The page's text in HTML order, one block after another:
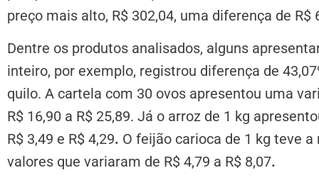
preço mais alto, R$ 302,04, uma diferença de
Dentre os produtos analisados, alguns
inteiro, por exemplo, registrou diferença de
quilo. A cartela com 30 ovos apresentou uma
R$ 16,90 a R$ 25,89. Já o arroz de 1 kg
R$ 3,49 e R$ 4,29. O feijão carioca de 1 kg teve
valores que variaram de R$ 4,79 a R$ 8,07.